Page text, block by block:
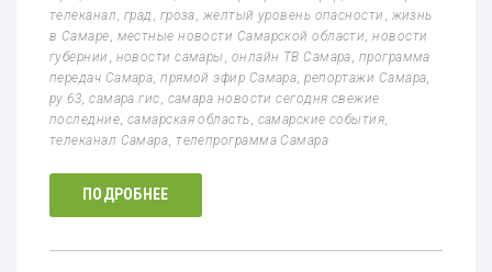
телеканал, град , гроза, жёлтый уровень опасности , жизнь
в Самаре, местные новости Самарской области,новости
губернии , новости самары , онлайн ТВ Самара, программа
передач Самара,прямой эфир Самара,репортажи Самара,
ру 63,самара гис, самара новости сегодня свежие
последние, самарская область, самарские события,
телеканал Самара,телепрограмма Самара
ПОДРОБНЕЕ